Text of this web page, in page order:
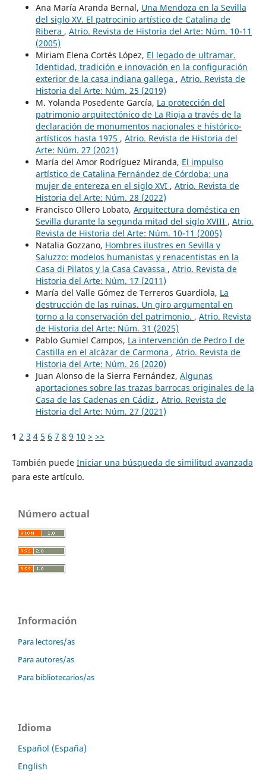
Ana María Aranda Bernal, Una Mendoza en la Sevilla
del siglo XV. El patrocinio artístico de Catalina de
Ribera , Atrio. Revista de Historia del Arte: Núm. 10-11
(2005)
Miriam Elena Cortés López, El legado de ultramar.
Identidad, tradición e innovación en la configuración
exterior de la casa indiana gallega , Atrio. Revista de
Historia del Arte: Núm. 25 (2019)
M. Yolanda Posedente García, La protección del
patrimonio arquitectónico de La Rioja a través de la
declaración de monumentos nacionales e histórico-
artísticos hasta 1975 , Atrio. Revista de Historia del
Arte: Núm. 27 (2021)
María del Amor Rodríguez Miranda, El impulso
artístico de Catalina Fernández de Córdoba: una
mujer de entereza en el siglo XVI , Atrio. Revista de
Historia del Arte: Núm. 28 (2022)
Francisco Ollero Lobato, Arquitectura doméstica en
Sevilla durante la segunda mitad del siglo XVIII , Atrio.
Revista de Historia del Arte: Núm. 10-11 (2005)
Natalia Gozzano, Hombres ilustres en Sevilla y
Saluzzo: modelos humanistas y renacentistas en la
Casa di Pilatos y la Casa Cavassa , Atrio. Revista de
Historia del Arte: Núm. 17 (2011)
María del Valle Gómez de Terreros Guardiola, La
destrucción de las ruinas. Un giro argumental en
torno a la conservación del patrimonio. , Atrio. Revista
de Historia del Arte: Núm. 31 (2025)
Pablo Gumiel Campos, La intervención de Pedro I de
Castilla en el alcázar de Carmona , Atrio. Revista de
Historia del Arte: Núm. 26 (2020)
Juan Alonso de la Sierra Fernández, Algunas
aportaciones sobre las trazas barrocas originales de la
Casa de las Cadenas en Cádiz , Atrio. Revista de
Historia del Arte: Núm. 27 (2021)
1 2 3 4 5 6 7 8 9 10 > >>
También puede Iniciar una búsqueda de similitud avanzada
para este artículo.
Número actual
Información
Para lectores/as
Para autores/as
Para bibliotecarios/as
Idioma
Español (España)
English